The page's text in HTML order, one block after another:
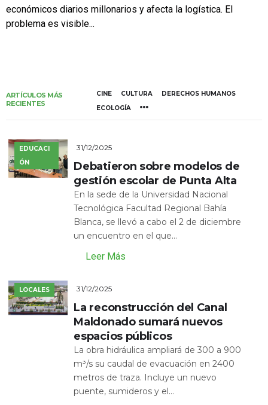
económicos diarios millonarios y afecta la logística. El
problema es visible...
ARTÍCULOS MÁS
RECIENTES
CINE CULTURA
DERECHOS HUMANOS
ECOLOGÍA
EDUCACI
ÓN
31/12/2025
Debatieron sobre modelos de
gestión escolar de Punta Alta
En la sede de la Universidad Nacional
Tecnológica Facultad Regional Bahía
Blanca, se llevó a cabo el 2 de diciembre
un encuentro en el que...
Leer Más
LOCALES 31/12/2025
La reconstrucción del Canal
Maldonado sumará nuevos
espacios públicos
La obra hidráulica ampliará de 300 a 900
m³/s su caudal de evacuación en 2400
metros de traza. Incluye un nuevo
puente, sumideros y el...